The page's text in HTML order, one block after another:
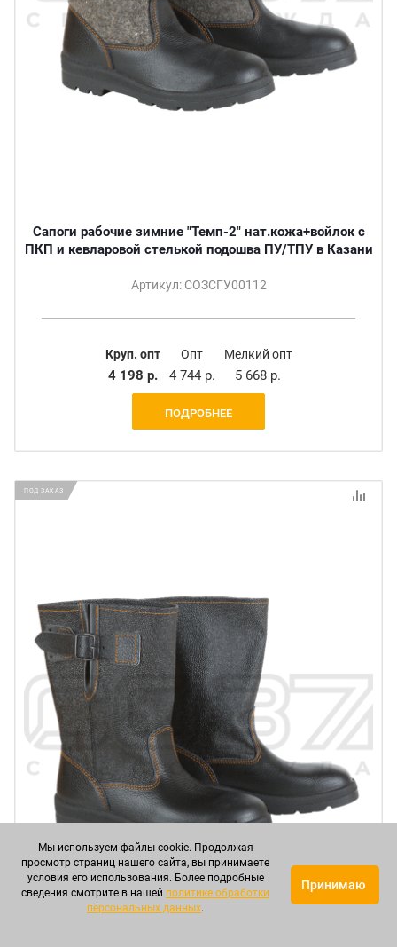
Сапоги рабочие зимние "Темп-2" нат.кожа+войлок с
ПКП и кевларовой стелькой подошва ПУ/ТПУ в Казани
Артикул: СОЗСГУ00112
Круп. опт
4 198 р.
Опт
4 744 р.
Мелкий опт
5 668 р.
ПОДРОБНЕЕ
ПОД ЗАКАЗ
Мы используем файлы cookie. Продолжая
просмотр страниц нашего сайта, вы принимаете
условия его использования. Более подробные
сведения смотрите в нашей политике обработки
персональных данных.
Принимаю